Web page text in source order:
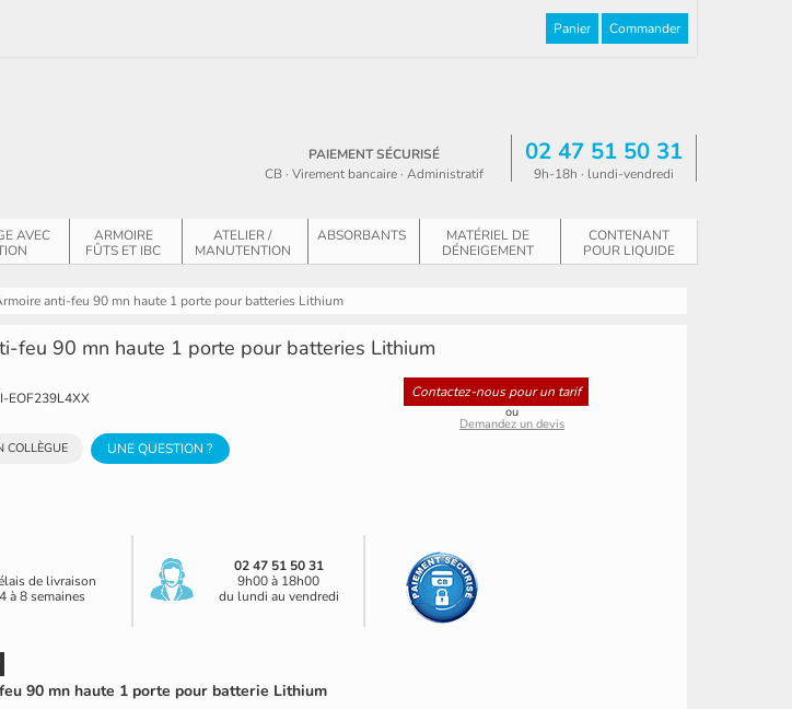
Panier Commander
02 47 51 50 31
9h-18h · lundi-vendredi
PAIEMENT SÉCURISÉ
CB · Virement bancaire · Administratif
AVEC
ARMOIRE
FÛTS ET IBC
ATELIER /
MANUTENTION
ABSORBANTS
MATÉRIEL DE
DÉNEIGEMENT
CONTENANT
POUR LIQUIDE
anti-feu 90 mn haute 1 porte pour batteries Lithium
feu 90 mn haute 1 porte pour batteries Lithium
EOF239L4XX
UNE QUESTION ?
COLLÈGUE
Contactez-nous pour un tarif
ou
Demandez un devis
de livraison
4 à 8 semaines
02 47 51 50 31
9h00 à 18h00
du lundi au vendredi
90 mn haute 1 porte pour batterie Lithium